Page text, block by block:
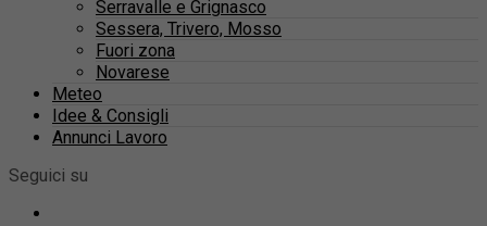
Serravalle e Grignasco
Sessera, Trivero, Mosso
Fuori zona
Novarese
Meteo
Idee & Consigli
Annunci Lavoro
Seguici su